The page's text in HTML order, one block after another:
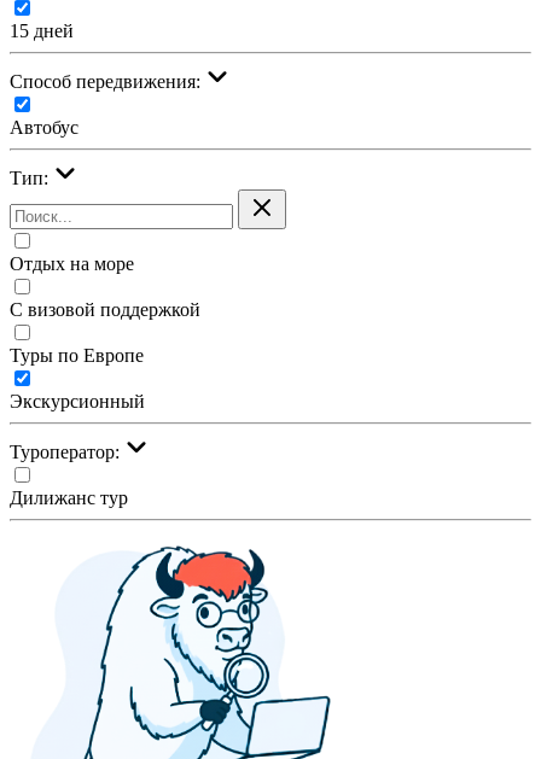
15 дней
Cпособ передвижения:
Автобус
Тип:
Отдых на море
С визовой поддержкой
Туры по Европе
Экскурсионный
Туроператор:
Дилижанс тур